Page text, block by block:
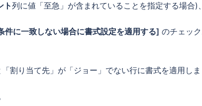
ト列に値「至急」が含まれていることを指定する場合)
件に一致しない場合に書式設定を適用する] のチェッ
割り当て先」が「ジョー」でない行に書式を適用しま